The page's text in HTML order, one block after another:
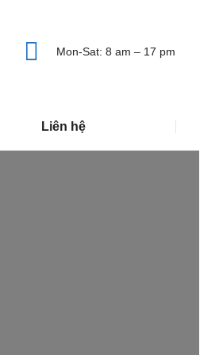
Mon-Sat: 8 am – 17 pm
Liên hệ